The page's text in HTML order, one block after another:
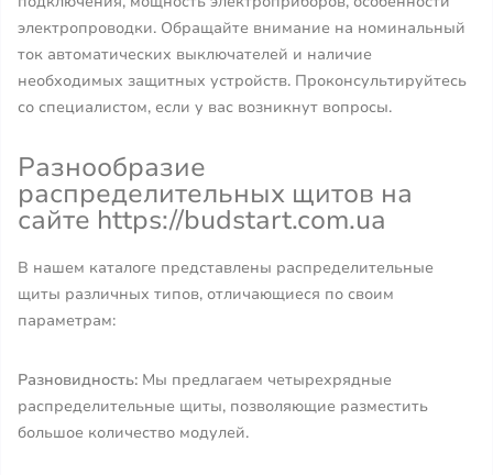
электропроводки. Обращайте внимание на номинальный
ток автоматических выключателей и наличие
необходимых защитных устройств. Проконсультируйтесь
со специалистом, если у вас возникнут вопросы.
Разнообразие
распределительных щитов на
сайте https://budstart.com.ua
В нашем каталоге представлены распределительные
щиты различных типов, отличающиеся по своим
параметрам:
Разновидность: Мы предлагаем четырехрядные
распределительные щиты, позволяющие разместить
большое количество модулей.